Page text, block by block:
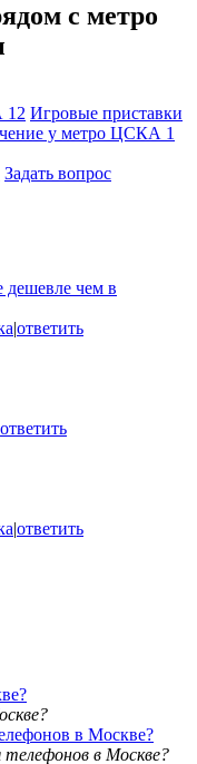
с метро
12 Игровые приставки
у метро ЦСКА 1
Задать вопрос
чем в
|ответить
ответить
|ответить
в Москве?